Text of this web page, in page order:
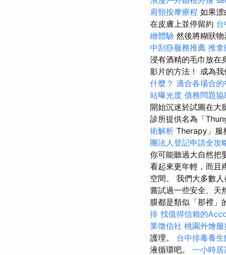
肩頸按摩療程 如果
在皮膚上並停留約
緻體驗 然後將糊狀
中刮痧服務推薦 推拿
浸有酒精的毛巾放在
影片的方法！ 成為
什麼？ 適合各場合
站曝光度 債務問題協
開始沉迷於試圖在大
診所提供名為「
術解析 Therapy」服
團法人登記申請全攻
你可能聽過大自然把
看起來更年輕，而且
空間。 我們大多數
嘗試過一些安全、天
膜都是類似「那裡」
排 找值得信賴的
業徵信社 桃園外燴
護理。 台中排毒養生
液循環吧。 一小時